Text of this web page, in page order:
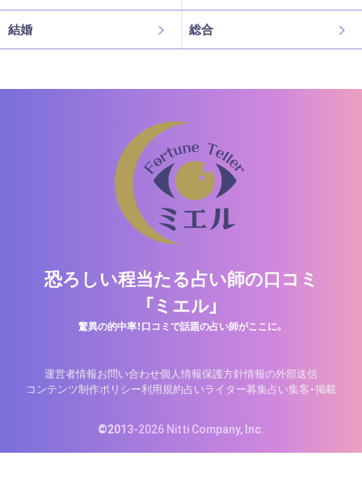
結婚 総合
恐ろしい程当たる占い師の口コミ
「ミエル」
驚異の的中率！口コミで話題の占い師がここに。
運営者情報お問い合わせ個人情報保護方針情報の外部送信
コンテンツ制作ポリシー利用規約占いライター募集占い集客・掲載
©2013-2026 Nitti Company, Inc.